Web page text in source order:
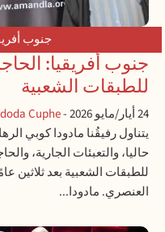
جنوب
جنوب أفريقيا:
للطبقات الشعبية
24 أيار/مايو 2026 -
Cuphe
يتناول رفيقُنا مادودا كوبي
حاليا، والتعبئات الجارية،
للطبقات الشعبية بعد
العنصري. مادودا...